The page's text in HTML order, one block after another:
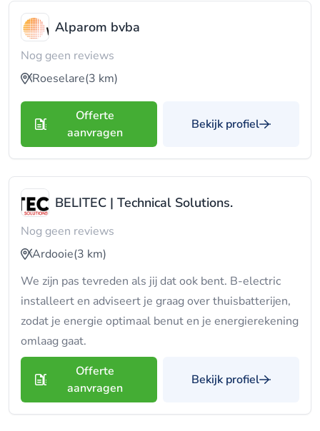
Alparom bvba
Nog geen reviews
Roeselare(3 km)
Offerte
aanvragen
Bekijk profiel
BELITEC | Technical Solutions.
Nog geen reviews
Ardooie(3 km)
We zijn pas tevreden als jij dat ook bent. B-electric
installeert en adviseert je graag over thuisbatterijen,
zodat je energie optimaal benut en je energierekening
omlaag gaat.
Offerte
aanvragen
Bekijk profiel